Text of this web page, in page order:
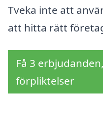
Tveka inte att
att hitta rätt
Få 3
förpliktelser